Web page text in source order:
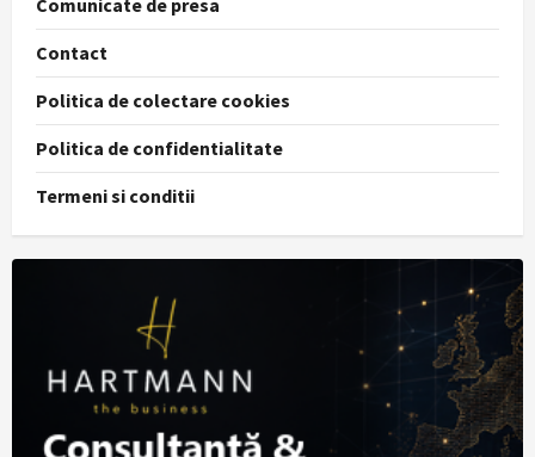
Contact
Politica de colectare cookies
Politica de confidentialitate
Termeni si conditii